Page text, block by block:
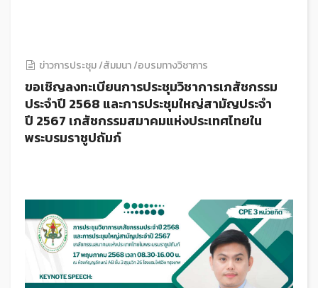
ข่าวการประชุม /สัมมนา /อบรมทางวิชาการ
ขอเชิญลงทะเบียนการประชุมวิชาการเภสัชกรรม
ประจำปี 2568 และการประชุมใหญ่สามัญประจำ
ปี 2567 เภสัชกรรมสมาคมแห่งประเทศไทยใน
พระบรมราชูปถัมภ์